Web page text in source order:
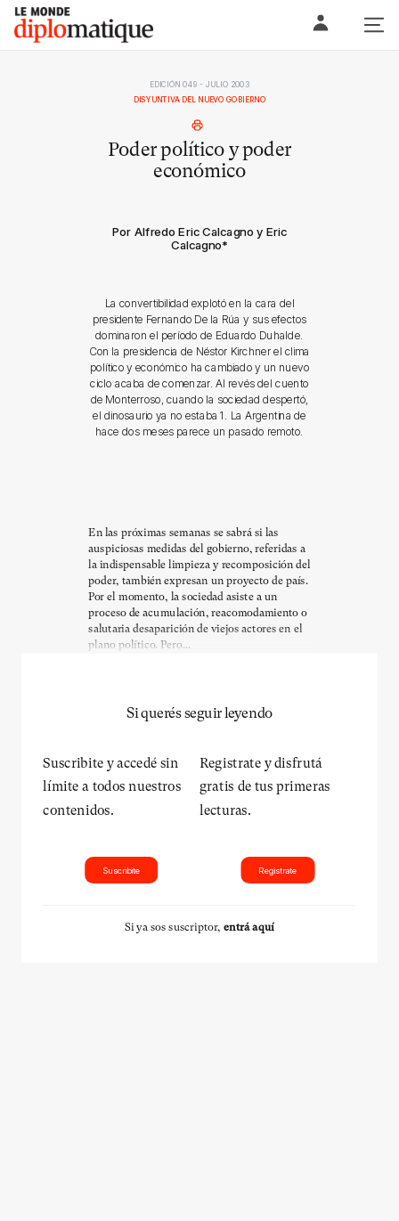
Skip
content
Le monde diplomatique
EDICIÓN 049 - JULIO 2003
DISYUNTIVA DEL NUEVO GOBIERNO
Poder político y poder
económico
Por Alfredo Eric Calcagno y Eric
Calcagno*
La convertibilidad explotó en la cara del
presidente Fernando De la Rúa y sus efectos
dominaron el período de Eduardo Duhalde.
Con la presidencia de Néstor Kirchner el clima
político y económico ha cambiado y un nuevo
ciclo acaba de comenzar. Al revés del cuento
de Monterroso, cuando la sociedad despertó,
el dinosaurio ya no estaba 1. La Argentina de
hace dos meses parece un pasado remoto.
En las próximas semanas se sabrá si las
auspiciosas medidas del gobierno, referidas a
la indispensable limpieza y recomposición del
poder, también expresan un proyecto de país.
Por el momento, la sociedad asiste a un
proceso de acumulación, reacomodamiento o
salutaria desaparición de viejos actores en el
plano político. Pero...
Si querés seguir leyendo
Suscribite y accedé sin
límite a todos nuestros
contenidos.
Suscribite
Registrate y disfrutá
gratis de tus primeras
lecturas.
Registrate
Si ya sos suscriptor, entrá aquí